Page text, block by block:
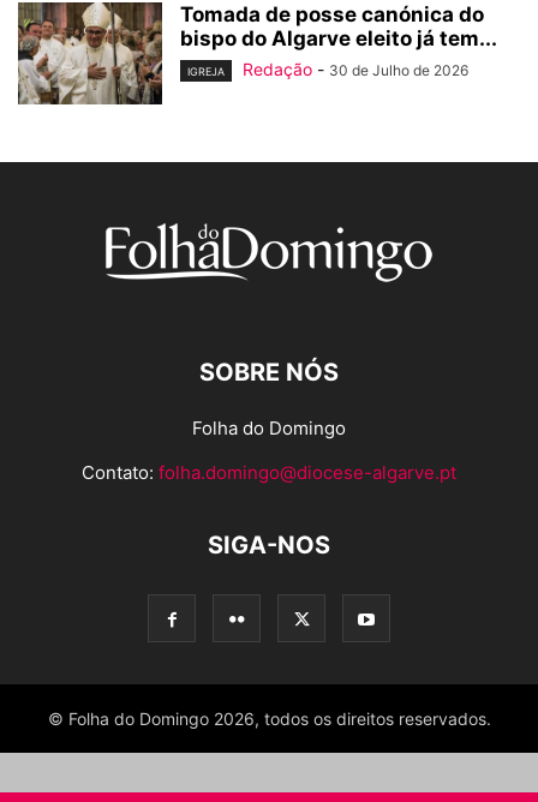
Tomada de posse canónica do
bispo do Algarve eleito já tem...
IGREJA Redação - 30 de Julho de 2026
SOBRE NÓS
Folha do Domingo
Contato: folha.domingo@diocese-algarve.pt
SIGA-NOS
© Folha do Domingo 2026, todos os direitos reservados.